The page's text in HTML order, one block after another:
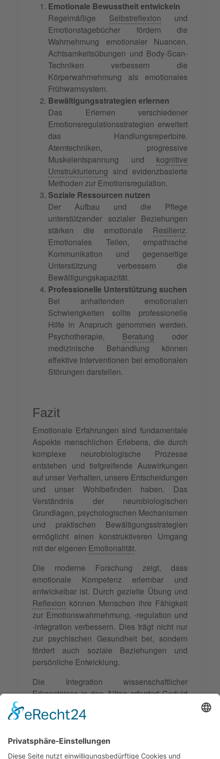
Emotionale Bewusstheit entwickeln
Regelmäßige Selbstreflexion und
Emotionstagebücher fördern die
Wahrnehmung emotionaler Nuancen.
Achtsamkeitsübungen und Body-Scan-
Techniken verbessern die
Körperwahrnehmung als emotionales
Frühwarnsystem.
Bewältigungsstrategien erlernen
Das Erlernen verschiedener
Emotionsregulationsstrategien erweitert
das Handlungsrepertoire.
Atemtechniken, progressive
Muskelentspannung und kognitive
Umstrukturierung sind evidenzbasierte
Methoden zur Emotionsregulation.
Soziale Ressourcen nutzen
Der Aufbau und die Pflege
unterstützender sozialer Beziehungen
stärken die emotionale Resilienz.
Emotionales Teilen, empathische
Kommunikation und gegenseitige
Unterstützung verbessern die
Bewältigungskapazität.
Professionelle Unterstützung suchen
Bei anhaltenden emotionalen
Schwierigkeiten sollte professionelle
Hilfe in Anspruch genommen werden.
Psychotherapie, Beratung oder
medizinische Behandlung können
effektive Interventionen bei emotionalen
Störungen darstellen.
Fazit
Emotionale Erfahrungen sind fundamentale
Aspekte menschlichen Erlebens, die durch
komplexe neurobiologische Prozesse
entstehen und tiefgreifende Auswirkungen
auf unser Verhalten, unsere Entscheidungen
und unser Wohlbefinden haben. Das
Verständnis der neurobiologischen
Grundlagen, psychologischen Mechanismen
und praktischen Bewältigungsstrategien
ermöglicht einen konstruktiveren Umgang
mit der eigenen Emotionalität.
Die moderne Forschung zeigt, dass
emotionale Kompetenz erlernbar und
entwickelbar ist. Durch gezielte Übung und
Reflexion können Menschen ihre Fähigkeit
zur Emotionswahrnehmung, -regulation und
-integration verbessern. Dies trägt nicht nur
zur psychischen Gesundheit bei, sondern
fördert auch soziale Beziehungen und
persönliche Entwicklung.
Die Integration wissenschaftlicher
Erkenntnisse in den Alltag erfordertGeduld
Erfahrungen als wertvolle Informationsquelle
eine lebenslange Lernaufgabe dar, die sich
durch erhöhte Lebenszufriedenheit und